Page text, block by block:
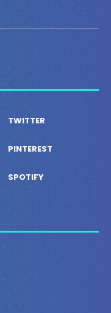
TWITTER
PINTEREST
SPOTIFY